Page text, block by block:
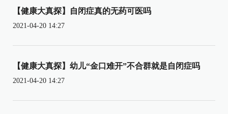
【健康大真探】自闭症真的无药可医吗
2021-04-20 14:27
【健康大真探】幼儿“金口难开”不合群就是自闭症吗
2021-04-20 14:27